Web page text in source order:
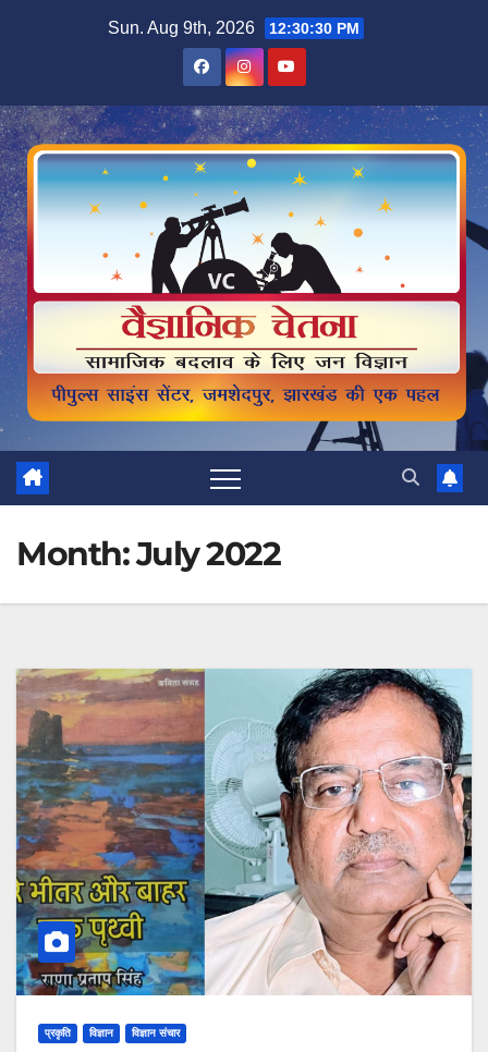
Sun. Aug 9th, 2026 12:30:32 PM
Month:July 2022
प्रकृति विज्ञान विज्ञान संचार